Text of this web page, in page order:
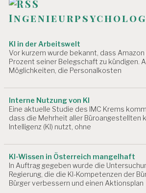
E
N
R
B
EI
T
P
L
A
T
Z
B
EI
T
S
a
t
i
o
n
KI in der Arbeitswelt
Vor kurzem wurde bekannt, dass Amazon
Prozent seiner Belegschaft zu kündigen.
Möglichkeiten, die Personalkosten
Interne Nutzung von KI
Eine aktuelle Studie des IMC Krems
dass die Mehrheit aller Büroangestellten
Intelligenz (KI) nutzt, ohne
KI-Wissen in Österreich mangelhaft
In Auftrag gegeben wurde die
Regierung, die die KI-Kompetenzen der
Bürger verbessern und einen Aktionsplan